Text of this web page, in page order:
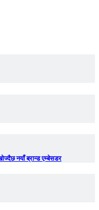
नयाँ ब्रान्ड एम्बेसडर